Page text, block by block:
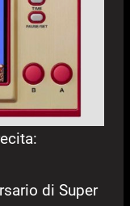
di Super